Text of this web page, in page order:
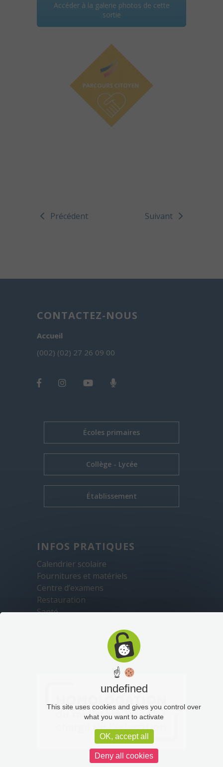
Accéder à la galerie photos de cette
sortie
Précédent Suivant
CONTACTEZ-NOUS
Accueil
(002) (02) 27 26 09 00
Écoles primaires
Collège - Lycée
Établissement
INFOS PRATIQUES
Calendrier scolaire
Fournitures et matériels
Centre d’examens
Restauration
Santé
☝
undefined
This site uses cookies and gives you control over
what you want to activate
OK, accept all
Deny all cookies